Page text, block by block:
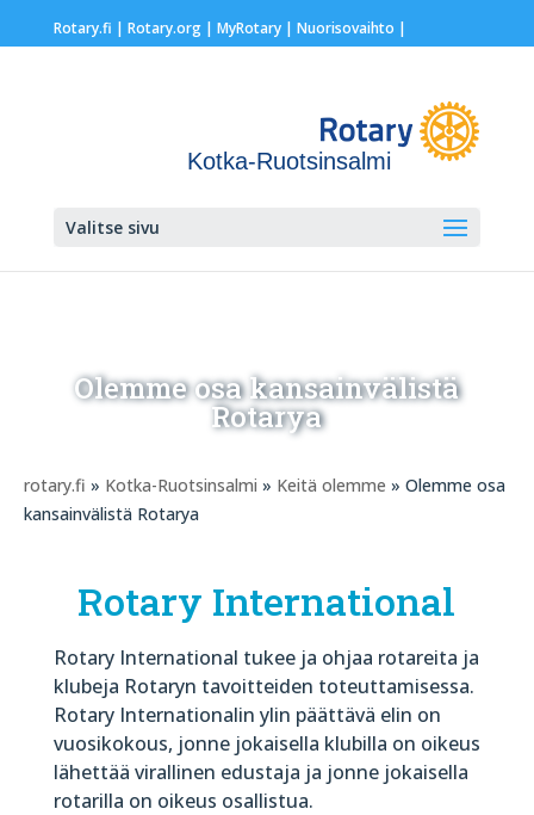
Rotary.fi | Rotary.org| MyRotary | Nuorisovaihto |
Kotka-Ruotsinsalmi
Valitse sivu
Olemme osa kansainvälistä
Rotarya
rotary.fi » Kotka-Ruotsinsalmi » Keitä olemme » Olemme osa
kansainvälistä Rotarya
Rotary International
Rotary International tukee ja ohjaa rotareita ja
klubeja Rotaryn tavoitteiden toteuttamisessa.
Rotary Internationalin ylin päättävä elin on
vuosikokous, jonne jokaisella klubilla on oikeus
lähettää virallinen edustaja ja jonne jokaisella
rotarilla on oikeus osallistua.